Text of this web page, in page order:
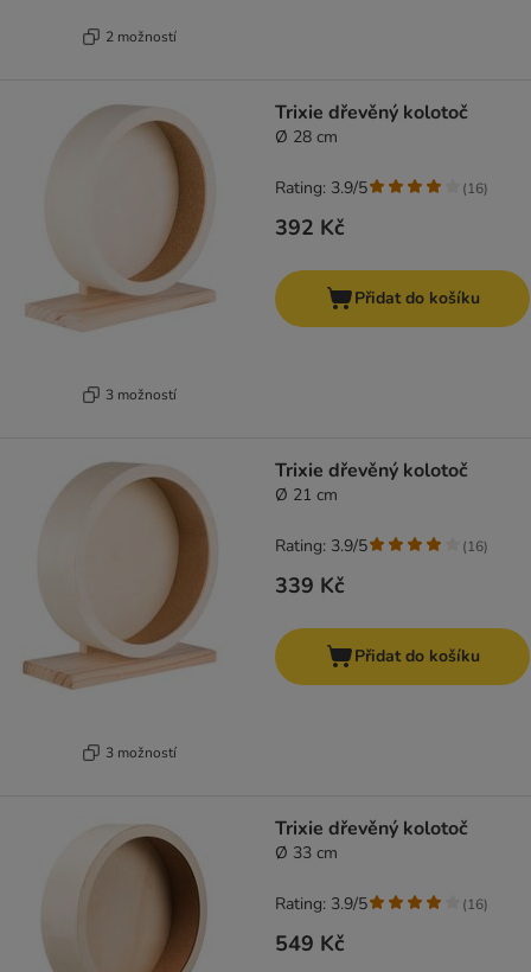
2 možností
3 možností
Trixie dřevěný kolotoč
Ø 28 cm
392 Kč
Rating: 3.9/5 (16)
Přidat do košíku
3 možností
Trixie dřevěný kolotoč
Ø 21 cm
339 Kč
Rating: 3.9/5 (16)
Přidat do košíku
Trixie dřevěný kolotoč
Ø 33 cm
549 Kč
Rating: 3.9/5 (16)